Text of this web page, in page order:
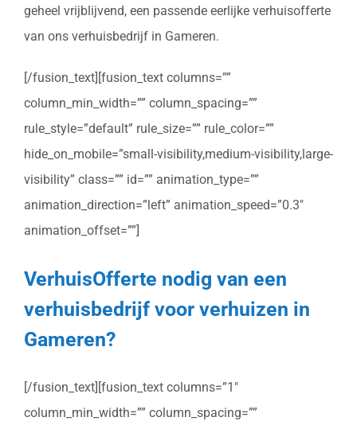
geheel vrijblijvend, een passende eerlijke verhuisofferte
van ons verhuisbedrijf in Gameren.
[/fusion_text][fusion_text columns=””
column_min_width=”” column_spacing=””
rule_style=”default” rule_size=”” rule_color=””
hide_on_mobile=”small-visibility,medium-visibility,large-
visibility” class=”” id=”” animation_type=””
animation_direction=”left” animation_speed=”0.3″
animation_offset=””]
VerhuisOfferte nodig van een
verhuisbedrijf voor verhuizen in
Gameren?
[/fusion_text][fusion_text columns=”1″
column_min_width=”” column_spacing=””